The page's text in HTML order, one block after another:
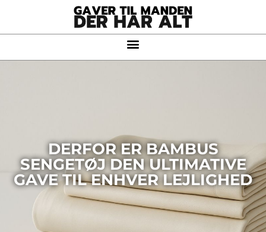
DERFOR ER BAMBUS
SENGETØJ DEN ULTIMATIVE
GAVE TIL ENHVER LEJLIGHED